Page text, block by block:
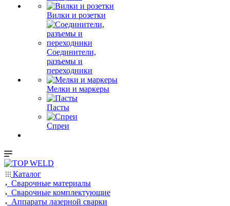
Вилки и розетки
Соединители,
разъемы и
переходники
Мелки и маркеры
Пасты
Спреи
Каталог
Сварочные материалы
Сварочные комплектующие
Аппараты лазерной сварки